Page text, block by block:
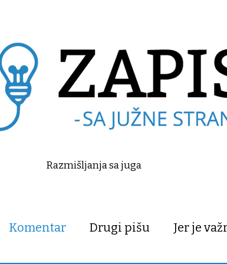
Razmišljanja sa juga
Komentar Drugi pišu Jer je